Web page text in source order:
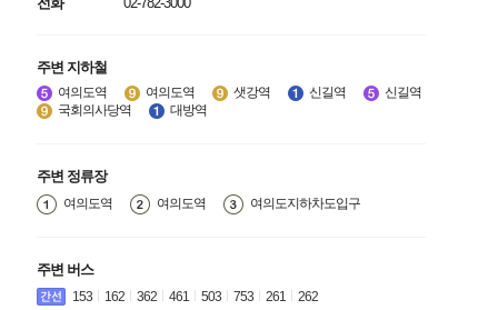
주변 지하철
여의도역 여의도역 샛강역 신길역
신길역
국회의사당역
대방역
주변 정류장
여의도역 여의도역 여의도지하차도입구
주변 버스
153 162 362 461 503 753 261
262